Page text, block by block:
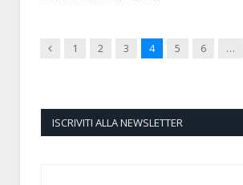
Previous
1 2 3 4 5 6 …
ISCRIVITI ALLA NEWSLETTER